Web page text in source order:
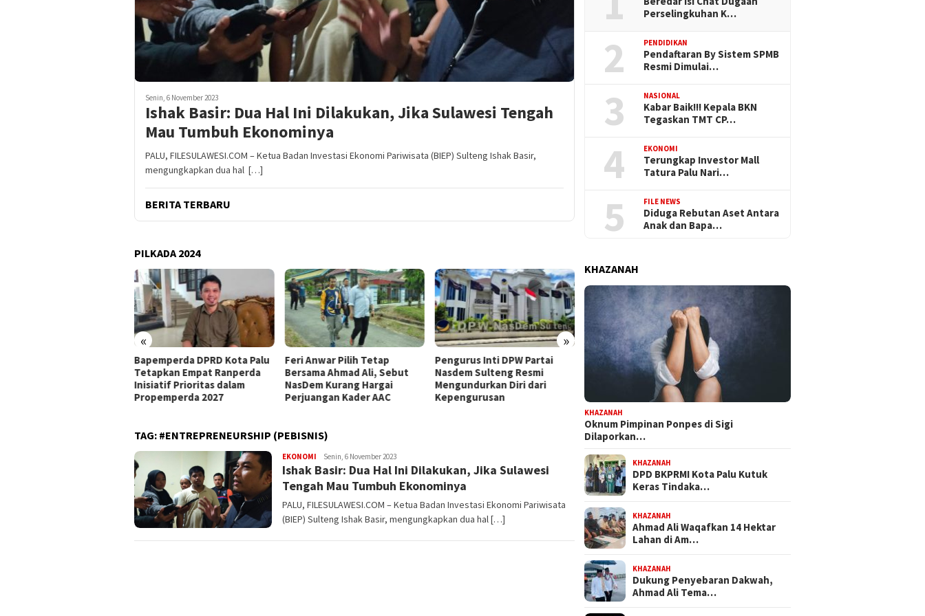
Senin, 6 November 2023
Ishak Basir: Dua Hal Ini Dilakukan, Jika Sulawesi Tengah
Mau Tumbuh Ekonominya
PALU, FILESULAWESI.COM – Ketua Badan Investasi Ekonomi Pariwisata (BIEP) Sulteng Ishak Basir,
mengungkapkan dua hal […]
BERITA TERBARU
PILKADA 2024
« »
Bapemperda DPRD Kota Palu
Tetapkan Empat Ranperda
Inisiatif Prioritas dalam
Propemperda 2027
Feri Anwar Pilih Tetap
Bersama Ahmad Ali, Sebut
NasDem Kurang Hargai
Perjuangan Kader AAC
Pengurus Inti DPW Partai
Nasdem Sulteng Resmi
Mengundurkan Diri dari
Kepengurusan
Komisi III DPRD Sulteng
Turun ke PT CPM, Isu
Pencemaran hingga
Kontribusi PAD Jadi Sorotan
TAG: #ENTREPRENEURSHIP (PEBISNIS)
EKONOMI FILESULAWESI
Senin, 6 November 2023
Ishak Basir: Dua Hal Ini Dilakukan, Jika Sulawesi
Tengah Mau Tumbuh Ekonominya
PALU, FILESULAWESI.COM – Ketua Badan Investasi Ekonomi Pariwisata
(BIEP) Sulteng Ishak Basir, mengungkapkan dua hal […]
Perselingkuhan K…
2 PENDIDIKAN
Pendaftaran By Sistem SPMB
Resmi Dimulai…
3 NASIONAL
Kabar Baik!!! Kepala BKN
Tegaskan TMT CP…
4 EKONOMI
Terungkap Investor Mall
Tatura Palu Nari…
5 FILE NEWS
Diduga Rebutan Aset Antara
Anak dan Bapa…
KHAZANAH
KHAZANAH
Oknum Pimpinan Ponpes di Sigi
Dilaporkan…
KHAZANAH
DPD BKPRMI Kota Palu Kutuk
Keras Tindaka…
KHAZANAH
Ahmad Ali Waqafkan 14 Hektar
Lahan di Am…
KHAZANAH
Dukung Penyebaran Dakwah,
Ahmad Ali Tema…